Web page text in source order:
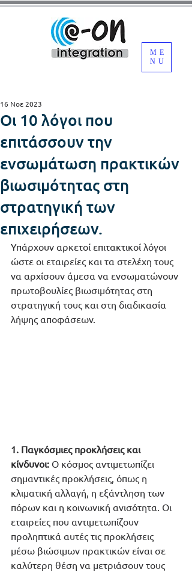
ME
NU
Οι 10 λόγοι που
επιτάσσουν την
ενσωμάτωση πρακτικών
βιωσιμότητας στη
στρατηγική των
επιχειρήσεων.
16 Νοε 2023
Υπάρχουν αρκετοί επιτακτικοί λόγοι
ώστε οι εταιρείες και τα στελέχη τους
να αρχίσουν άμεσα να ενσωματώνουν
πρωτοβουλίες βιωσιμότητας στη
στρατηγική τους και στη διαδικασία
λήψης αποφάσεων.
1. Παγκόσμιες προκλήσεις και
κίνδυνοι: Ο κόσμος αντιμετωπίζει
σημαντικές προκλήσεις, όπως η
κλιματική αλλαγή, η εξάντληση των
πόρων και η κοινωνική ανισότητα. Οι
εταιρείες που αντιμετωπίζουν
προληπτικά αυτές τις προκλήσεις
μέσω βιώσιμων πρακτικών είναι σε
καλύτερη θέση να μετριάσουν τους